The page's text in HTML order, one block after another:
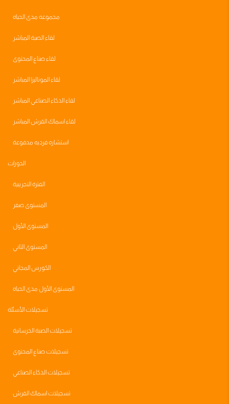
مجموعه مدى الحياه
لقاء الصبة المباشر
لقاء صناع المحتوى
لقاء الموناليزا المباشر
لقاء الذكاء الصناعي المباشر
لقاء اسماك القرش المباشر
استشاره فرديه مدفوعة
الدورات
الفترة التجريبية
المستوى صفر
المستوى الأول
المستوى الثاني
الكورس المجاني
المستوى الأول مدى الحياه
تسجيلات الأسئلة
تسجيلات الصبة الخرسانية
تسجيلات صناع المحتوى
تسجيلات الذكاء الصناعي
تسجيلات اسماك القرش